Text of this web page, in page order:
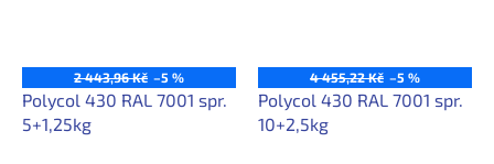
2 443,96 Kč –5 %
Polycol 430 RAL 7001 spr.
5+1,25kg
4 455,22 Kč –5 %
Polycol 430 RAL 7001 spr.
10+2,5kg